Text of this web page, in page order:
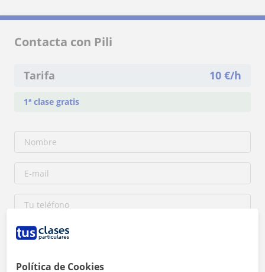
Contacta con Pili
Tarifa 10 €/h
1ª clase gratis
Política de Cookies